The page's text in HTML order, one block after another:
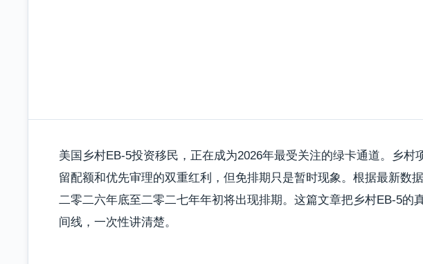
美国乡村EB-5投资移民，正在成为2026年最受关注的绿卡通道。乡村
留配额和优先审理的双重红利，但免排期只是暂时现象。根据最新数
二零二六年底至二零二七年年初将出现排期。这篇文章把乡村EB-5的
间线，一次性讲清楚。